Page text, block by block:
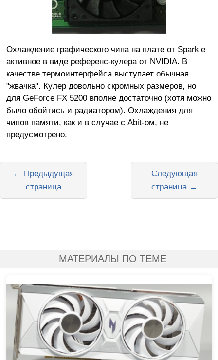
Охлаждение графического чипа на плате от Sparkle
активное в виде референс-кулера от NVIDIA. В
качестве термоинтерфейса выступает обычная
"жвачка". Кулер довольно скромных размеров, но
для GeForce FX 5200 вполне достаточно (хотя можно
было обойтись и радиатором). Охлаждения для
чипов памяти, как и в случае с Abit-ом, не
предусмотрено.
Следующая
страница →
← Предыдущая
страница
МАТЕРИАЛЫ ПО ТЕМЕ